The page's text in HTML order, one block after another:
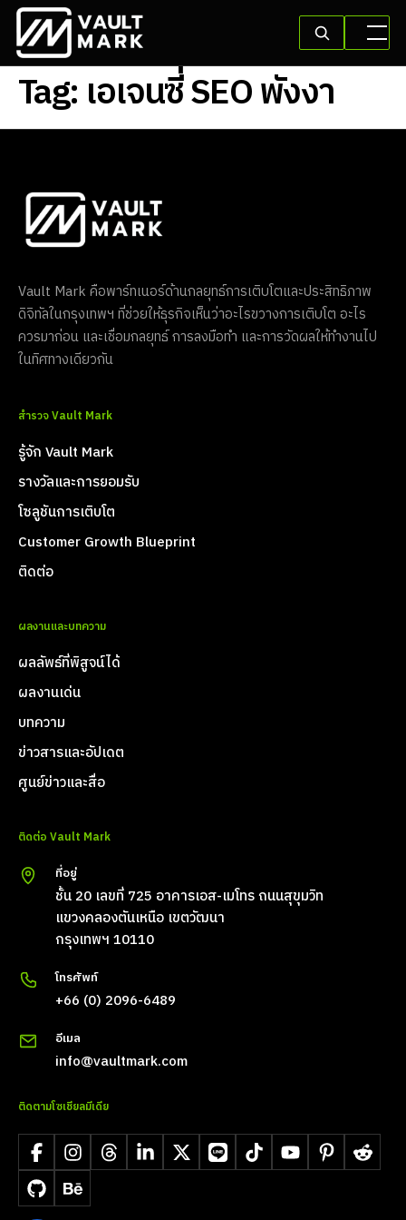
Tag: เอเจนซี่ SEO พังงา
Vault Mark คือพาร์ทเนอร์ด้านกลยุทธ์การเติบโตและประสิทธิภาพ
ดิจิทัลในกรุงเทพฯ ที่ช่วยให้ธุรกิจเห็นว่าอะไรขวางการเติบโต อะไร
ควรมาก่อน และเชื่อมกลยุทธ์ การลงมือทำ และการวัดผลให้ทำงานไป
ในทิศทางเดียวกัน
สำรวจ Vault Mark
รู้จัก Vault Mark
รางวัลและการยอมรับ
โซลูชันการเติบโต
Customer Growth Blueprint
ติดต่อ
ผลงานและบทความ
ผลลัพธ์ที่พิสูจน์ได้
ผลงานเด่น
บทความ
ข่าวสารและอัปเดต
ศูนย์ข่าวและสื่อ
ติดต่อ Vault Mark
ที่อยู่
ชั้น 20 เลขที่ 725 อาคารเอส-เมโทร ถนนสุขุมวิท
แขวงคลองตันเหนือ เขตวัฒนา
กรุงเทพฯ 10110
โทรศัพท์
+66 (0) 2096-6489
อีเมล
info@vaultmark.com
ติดตามโซเชียลมีเดีย
FacebookInstagramThreadsLinkedIn
X LINE TikTokYouTubePinterestReddit
GitHubBehance